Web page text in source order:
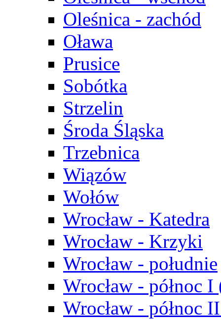
Oleśnica - zachód
Oława
Prusice
Sobótka
Strzelin
Środa Śląska
Trzebnica
Wiązów
Wołów
Wrocław - Katedra
Wrocław - Krzyki
Wrocław - południe
Wrocław - północ
Wrocław - północ